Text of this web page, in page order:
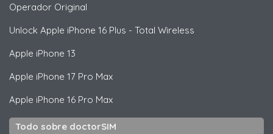
Operador Original
Unlock Apple iPhone 16 Plus - Total Wireless
Apple iPhone 13
Apple iPhone 17 Pro Max
Apple iPhone 16 Pro Max
Todo sobre doctorSIM